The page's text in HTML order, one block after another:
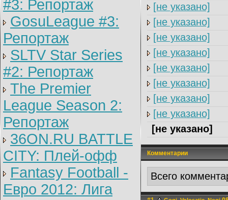
#3: Репортаж
GosuLeague #3:
Репортаж
SLTV Star Series
#2: Репортаж
The Premier
League Season 2:
Репортаж
36ON.RU BATTLE
CITY: Плей-офф
Fantasy Football -
Евро 2012: Лига
[не указано]
[не указано]
[не указано]
[не указано]
[не указано]
[не указано]
[не указано]
[не указано]
[не указано]
Комментарии
Всего